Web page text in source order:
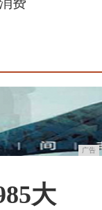
广告
大